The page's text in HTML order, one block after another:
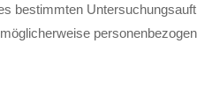
bestimmten